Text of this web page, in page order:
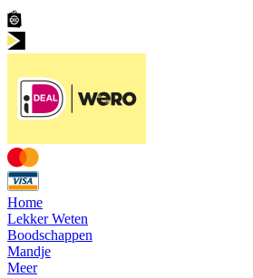
Home
Lekker Weten
Boodschappen
Mandje
Meer